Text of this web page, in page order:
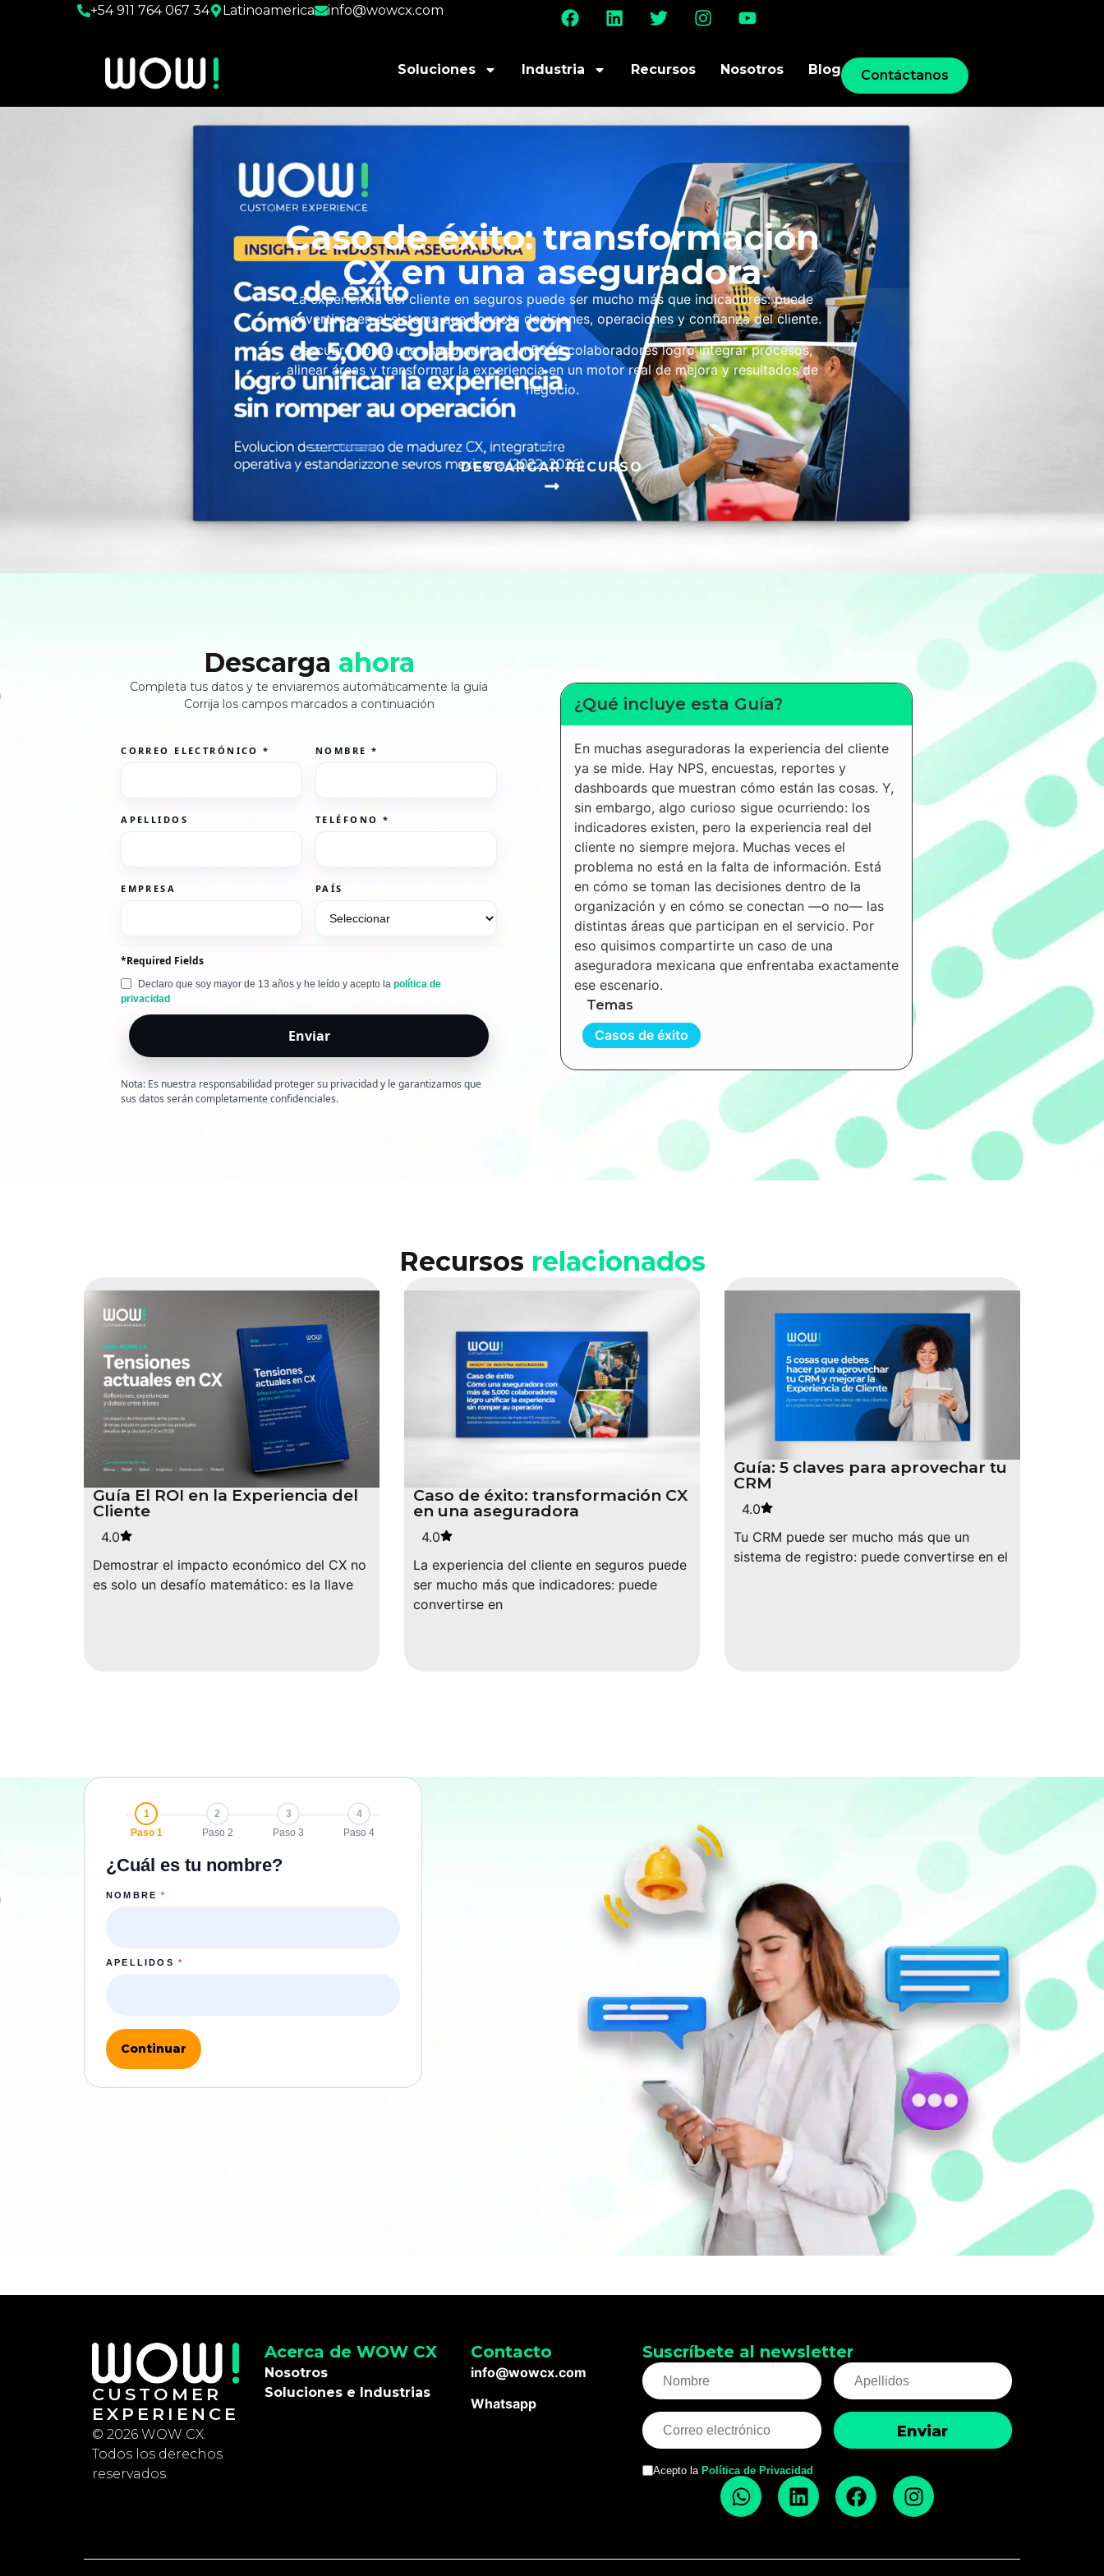
+54 911 764 067 34 Latinoamerica info@wowcx.com
Soluciones Industria Recursos Nosotros Blog Contáctanos
Caso de éxito: transformación
CX en una aseguradora
La experiencia del cliente en seguros puede ser mucho más que indicadores: puede
convertirse en el sistema que conecta decisiones, operaciones y confianza del cliente.
Descubre cómo una aseguradora con 5000 colaboradores logró integrar procesos,
alinear áreas y transformar la experiencia en un motor real de mejora y resultados de
negocio.
DESCARGAR RECURSO
Descarga ahora
Completa tus datos y te enviaremos automáticamente la guía
Corrija los campos marcados a continuación
CORREO ELECTRÓNICO* NOMBRE *
APELLIDOS TELÉFONO *
EMPRESA PAÍS
*Required Fields
Declaro que soy mayor de 13 años y he leído y acepto lapolítica de
privacidad
Nota: Es nuestra responsabilidad proteger su privacidad y le garantizamos que
sus datos serán completamente confidenciales.
¿Qué incluye esta Guía?
En muchas aseguradoras la experiencia del cliente
ya se mide. Hay NPS, encuestas, reportes y
dashboards que muestran cómo están las cosas. Y,
sin embargo, algo curioso sigue ocurriendo: los
indicadores existen, pero la experiencia real del
cliente no siempre mejora. Muchas veces el
problema no está en la falta de información. Está
en cómo se toman las decisiones dentro de la
organización y en cómo se conectan —o no— las
distintas áreas que participan en el servicio. Por
eso quisimos compartirte un caso de una
aseguradora mexicana que enfrentaba exactamente
ese escenario.
Temas
Casos de éxito
Recursos relacionados
Guía El ROI en la Experiencia del
Cliente
4.0
Demostrar el impacto económico del CX no
es solo un desafío matemático: es la llave
Caso de éxito: transformación CX
en una aseguradora
4.0
La experiencia del cliente en seguros puede
ser mucho más que indicadores: puede
convertirse en
Guía: 5 claves para aprovechar tu
CRM
4.0
Tu CRM puede ser mucho más que un
sistema de registro: puede convertirse en el
1
Paso 1
2
Paso 2
3
Paso 3
4
Paso 4
¿Cuál es tu nombre?
NOMBRE*
APELLIDOS *
Continuar
CUSTOMER
EXPERIENCE
© 2026 WOW CX.
Todos los derechos
reservados.
Acerca de WOW CX
Nosotros
Soluciones e Industrias
Contacto
info@wowcx.com
Whatsapp
Suscríbete al newsletter
Acepto la Política de Privacidad